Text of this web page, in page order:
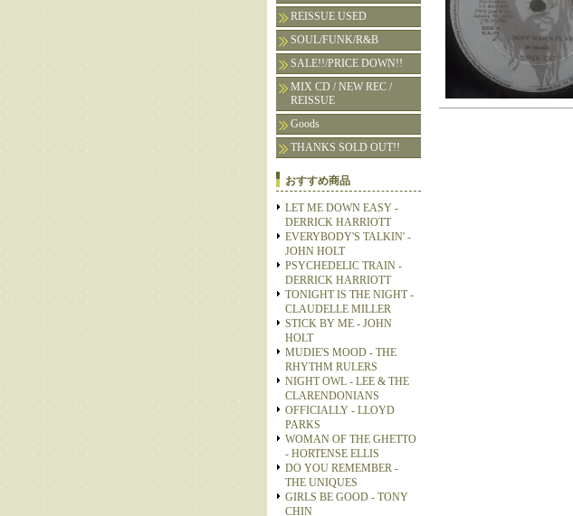
REISSUE USED
SOUL/FUNK/R&B
SALE!!/PRICE DOWN!!
MIX CD / NEW REC /
REISSUE
Goods
THANKS SOLD OUT!!
おすすめ商品
LET ME DOWN EASY -
DERRICK HARRIOTT
EVERYBODY'S TALKIN' -
JOHN HOLT
PSYCHEDELIC TRAIN -
DERRICK HARRIOTT
TONIGHT IS THE NIGHT -
CLAUDELLE MILLER
STICK BY ME - JOHN
HOLT
MUDIE'S MOOD - THE
RHYTHM RULERS
NIGHT OWL - LEE & THE
CLARENDONIANS
OFFICIALLY - LLOYD
PARKS
WOMAN OF THE GHETTO
- HORTENSE ELLIS
DO YOU REMEMBER -
THE UNIQUES
GIRLS BE GOOD - TONY
CHIN